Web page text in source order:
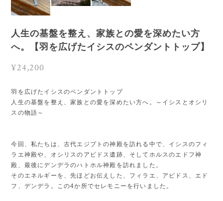
人生の基盤を整え、家族との愛を深めたい方
へ。【羽を広げたイシスのペンダントトップ】
¥24,200
羽を広げたイシスのペンダントトップ
人生の基盤を整え、家族との愛を深めたい方へ。～イシスとオシリ
スの物語～
今回、私たちは、古代エジプトの神殿を訪れる中で、イシスのフィ
ラエ神殿や、オシリスのアビドス遺跡、そしてホルスのエドフ神
殿、最後にデンデラのハトホル神殿を訪れました。
そのエネルギーを、先ほどお伝えした、フィラエ、アビドス、エド
フ、デンデラ。この4か所でセレモニーを行いました。